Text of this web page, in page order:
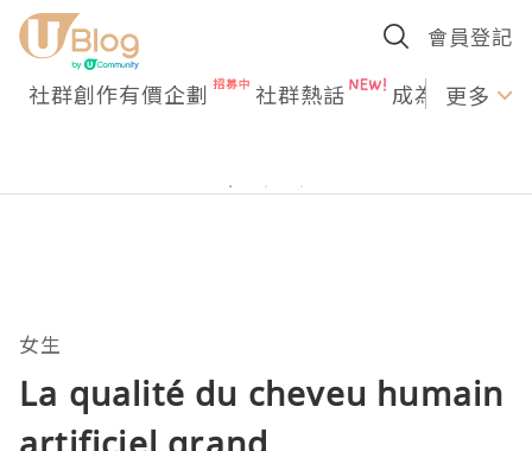
會員登記
社群創作有價企劃 社群熱話 成為U更多
女生
La qualité du cheveu humain